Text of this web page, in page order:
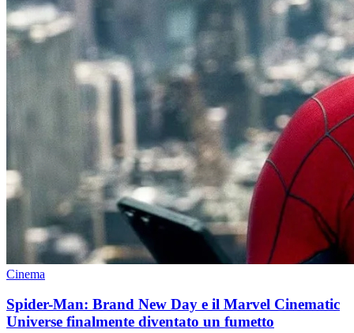
Cinema
Spider-Man: Brand New Day e il Marvel Cinematic
Universe finalmente diventato un fumetto